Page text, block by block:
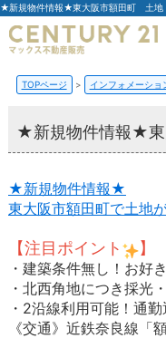
TOPページ インフォメーショ
★新規物件情報★
★新規物件情報★
東大阪市額田町で土地
【注目ポイント 】
・建築条件無し！お好
・北西角地につき採光
・2沿線利用可能！通
《交通》近鉄奈良線